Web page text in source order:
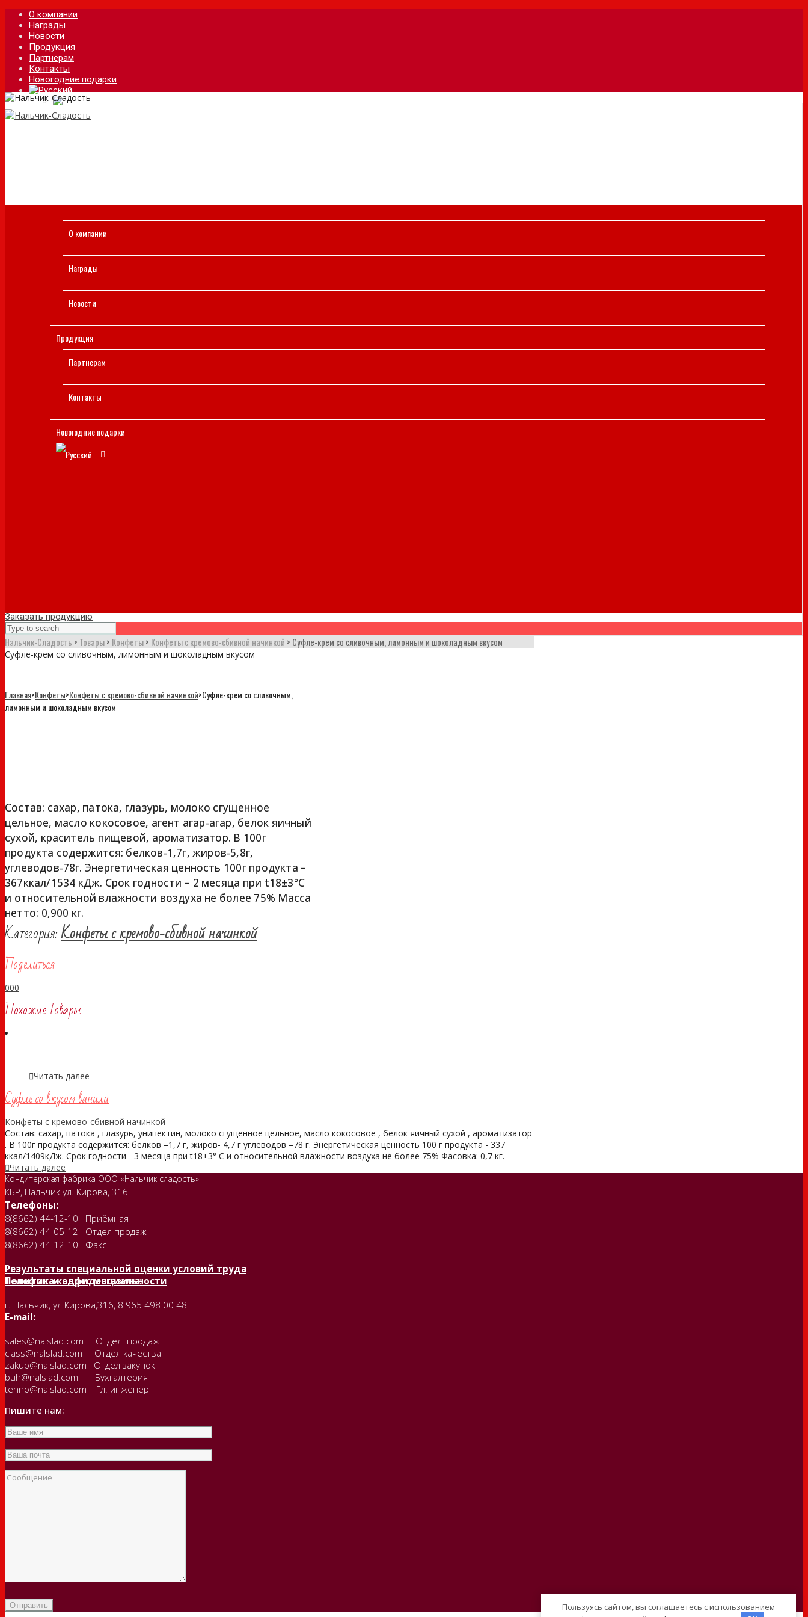
О компании
Награды
Новости
Продукция
Партнерам
Контакты
Новогодние подарки
О компании
Награды
Новости
Продукция
Партнерам
Контакты
Новогодние подарки
Заказать продукцию
Нальчик-Сладость > Товары> Конфеты> Конфеты с кремово-сбивной начинкой > Суфле-крем со сливочным, лимонным и шоколадным вкусом
Суфле-крем со сливочным, лимонным и шоколадным вкусом
Главная>Конфеты>Конфеты с кремово-сбивной начинкой>Суфле-крем со сливочным,
лимонным и шоколадным вкусом
и шоколадным вкусом
Состав: сахар, патока, глазурь, молоко сгущенное
цельное, масло кокосовое, агент агар-агар, белок яичный
сухой, краситель пищевой, ароматизатор. В 100г
продукта содержится: белков-1,7г, жиров-5,8г,
углеводов-78г. Энергетическая ценность 100г продукта –
367ккал/1534 кДж. Срок годности – 2 месяца при t18±3°С
и относительной влажности воздуха не более 75% Масса
нетто: 0,900 кг.
Категория:Конфеты с кремово-сбивной начинкой
Поделиться
000
Похожие Товары
Читать далее
Суфле со вкусом ванили
Конфеты с кремово-сбивной начинкой
Состав: сахар, патока , глазурь, унипектин, молоко сгущенное цельное, масло кокосовое , белок яичный сухой , ароматизатор
. В 100г продукта содержится: белков –1,7 г, жиров- 4,7 г углеводов –78 г. Энергетическая ценность 100 г продукта - 337
ккал/1409кДж. Срок годности - 3 месяца при t18±3° С и относительной влажности воздуха не более 75% Фасовка: 0,7 кг.
Читать далее
Кондитерская фабрика ООО «Нальчик-сладость»
КБР, Нальчик ул. Кирова, 316
Телефоны:
8(8662) 44-12-10 Приёмная
8(8662) 44-05-12 Отдел продаж
8(8662) 44-12-10 Факс
Результаты специальной оценки условий труда
Политика конфиденциальности
Телефон и адрес магазина:
г. Нальчик, ул.Кирова,316, 8 965 498 00 48
E-mail:
sales@nalslad.com Отдел продаж
class@nalslad.com Отдел качества
zakup@nalslad.com Отдел закупок
buh@nalslad.com Бухгалтерия
tehno@nalslad.com Гл. инженер
Пишите нам:
Пользуясь сайтом, вы соглашаетесь с использованием